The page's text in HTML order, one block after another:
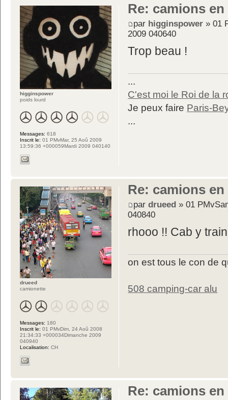
Re: camions
par higginspower » 01
2009 040640
Trop beau !
...
C'est moi le Roi de la
Je peux faire Paris-
...
higginspower
poids lourd
Messages: 618
Inscrit le: 01 PMvMar, 25 Aoû 2009
13:59:36 +000059Mardi 2009 040140
Re: camions
pardrueed » 01
040840
rhooo !! Cab y
on est tous le con de
508 camping-car alu
drueed
camionette
Messages: 180
Inscrit le: 01 PMvDim, 24 Aoû 2008
21:34:33 +000034Dimanche 2009
040940
Localisation: CH
Re: camions